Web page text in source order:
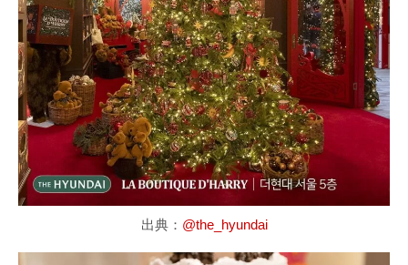
出典： @the_hyundai